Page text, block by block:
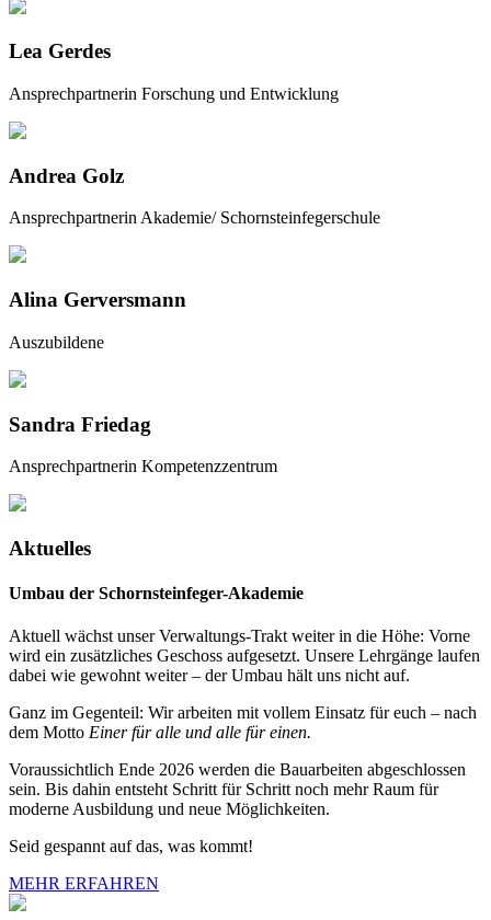
Lea Gerdes
Ansprechpartnerin Forschung und Entwicklung
Andrea Golz
Ansprechpartnerin Akademie/ Schornsteinfegerschule
Alina Gerversmann
Auszubildene
Sandra Friedag
Ansprechpartnerin Kompetenzzentrum
Aktuelles
Umbau der Schornsteinfeger-Akademie
Aktuell wächst unser Verwaltungs-Trakt weiter in die Höhe: Vorne
wird ein zusätzliches Geschoss aufgesetzt. Unsere Lehrgänge laufen
dabei wie gewohnt weiter – der Umbau hält uns nicht auf.
Ganz im Gegenteil: Wir arbeiten mit vollem Einsatz für euch – nach
dem Motto Einer für alle und alle für einen.
Voraussichtlich Ende 2026 werden die Bauarbeiten abgeschlossen
sein. Bis dahin entsteht Schritt für Schritt noch mehr Raum für
moderne Ausbildung und neue Möglichkeiten.
Seid gespannt auf das, was kommt!
MEHR ERFAHREN